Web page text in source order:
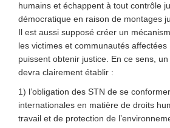
humains et échappent à tout contrôle
démocratique en raison de montages
Il est aussi supposé créer un
les victimes et communautés
puissent obtenir justice. En ce sens,
devra clairement établir :
1) l’obligation des STN de se
internationales en matière de droits
travail et de protection de